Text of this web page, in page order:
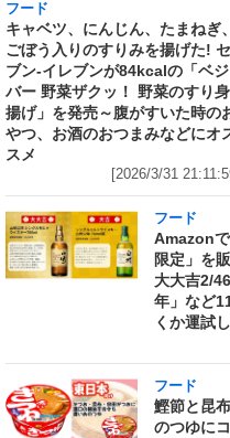
フード
キャベツ、にんじん、たまねぎ、
ごぼう入りのすりみを揚げた! セ
ブン‐イレブンが84kcalの「ベジ
バー 野菜ザクッ！ 野菜のすり身
揚げ」を発売～腹がすいた時の
やつ、お酒のおつまみなどにオ
スメ
[2026/3/31
フード
Amazon
限定」を
大大吉2/
年」など
くか運試
フード
鰹節と昆
のつゆに